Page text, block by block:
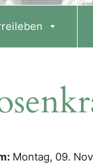
Montag, 09.